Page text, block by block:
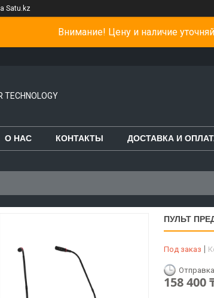
Satu.kz
Внимание! Цену и наличие
TECHNOLOGY
О НАС КОНТАКТЫ ДОСТАВКА И
ПУЛЬТ
Под заказ
158 400